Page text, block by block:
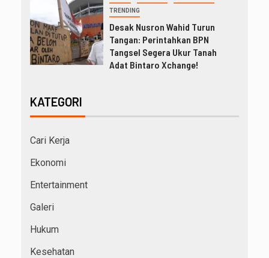
TRENDING
Desak Nusron Wahid Turun
Tangan: Perintahkan BPN
Tangsel Segera Ukur Tanah
Adat Bintaro Xchange!
KATEGORI
Cari Kerja
Ekonomi
Entertainment
Galeri
Hukum
Kesehatan